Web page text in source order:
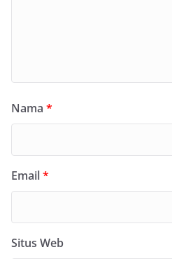
Nama *
Email*
Situs Web